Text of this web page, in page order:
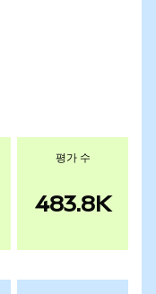
평가 수
483.8K